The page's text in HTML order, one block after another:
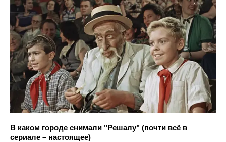
В каком городе снимали "Решалу" (почти всё в
сериале – настоящее)